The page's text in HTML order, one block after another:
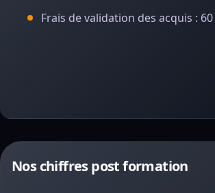
Frais de validation des acquis : 60
Nos chiffres post formation